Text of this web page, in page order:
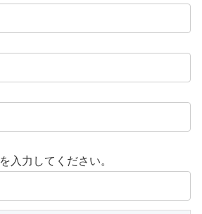
入力してください。